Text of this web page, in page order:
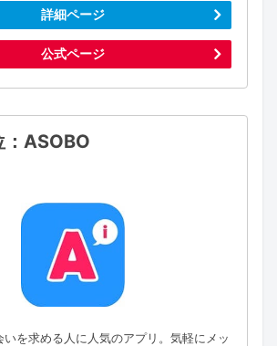
詳細ページ
公式ページ
：ASOBO
いを求める人に人気のアプリ。気軽にメッ